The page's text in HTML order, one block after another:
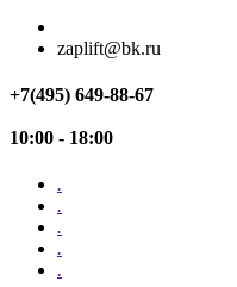
zaplift@bk.ru
+7(495) 649-88-67
10:00 - 18:00
.
.
.
.
.